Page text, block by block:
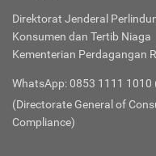
Direktorat Jenderal
Konsumen dan Tertib Niaga
Kementerian Perdagangan
WhatsApp: 0853 1111 1010
(Directorate General of
Compliance)